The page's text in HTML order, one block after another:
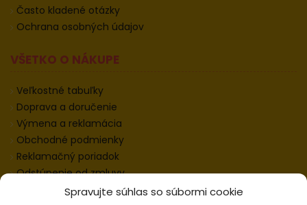
Spravujte súhlas so súbormi cookie
Často kladené otázky
Ochrana osobných údajov
VŠETKO O NÁKUPE
Veľkostné tabuľky
Doprava a doručenie
Výmena a reklamácia
Obchodné podmienky
Reklamačný poriadok
Odstúpenie od zmluvy
Informácie k odstúpeniu